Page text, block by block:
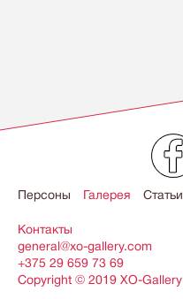
Персоны Галерея Статьи
Контакты
general@xo-gallery.com
+375 29 659 73 69
Copyright © 2019 ХO-Gallery